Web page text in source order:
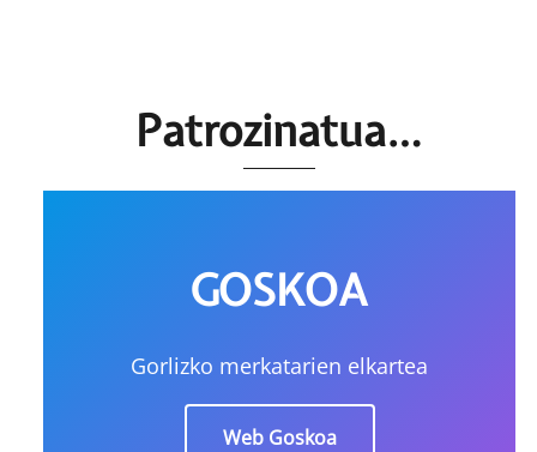
Patrozinatua…
GOSKOA
Gorlizko merkatarien elkartea
Web Goskoa